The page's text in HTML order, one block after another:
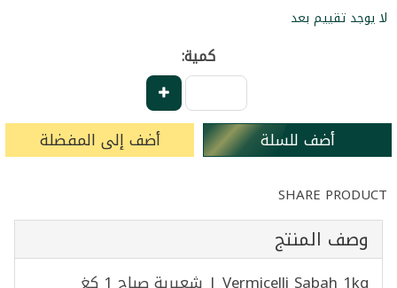
لا يوجد تقييم بعد
كمية:
أضف للسلة أضف إلى المفضلة
SHARE PRODUCT
وصف المنتج
Vermicelli Sabah 1kg | شعيرية صباح 1 كغ